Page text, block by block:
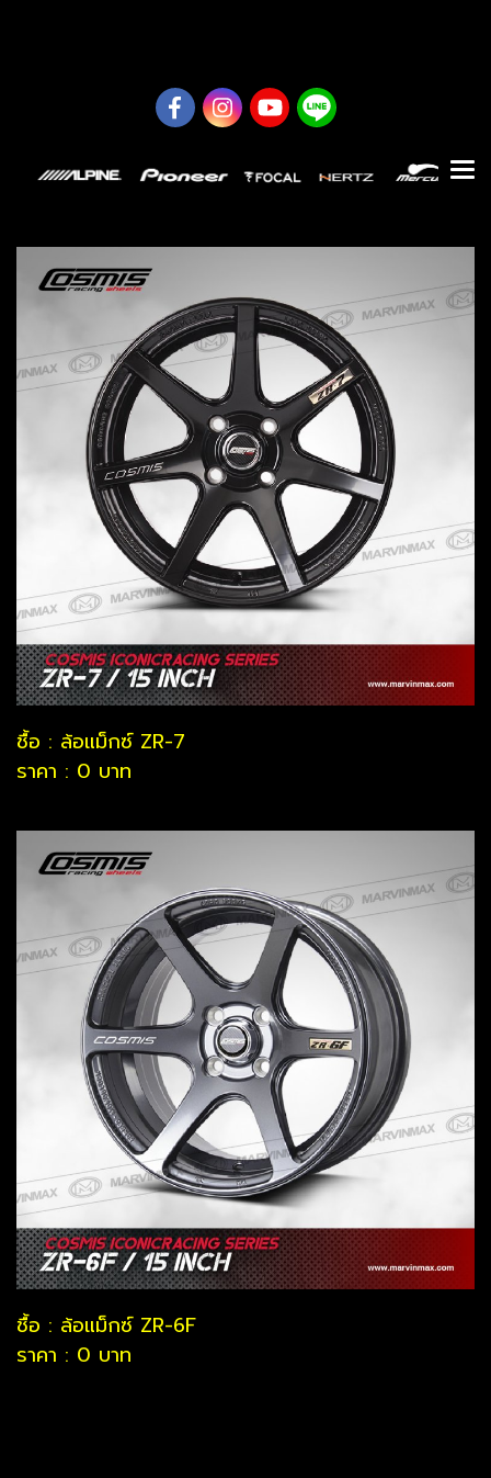
ชื้อ : ล้อแม็กซ์ ZR-7
ราคา : 0 บาท
ชื้อ : ล้อแม็กซ์ ZR-6F
ราคา : 0 บาท